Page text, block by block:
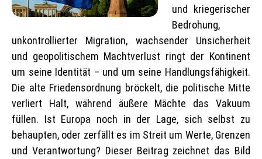
und kriegerischer
Bedrohung,
unkontrollierter Migration, wachsender Unsicherheit
und geopolitischem Machtverlust ringt der Kontinent
um seine Identität – und um seine Handlungsfähigkeit.
Die alte Friedensordnung bröckelt, die politische Mitte
verliert Halt, während äußere Mächte das Vakuum
füllen. Ist Europa noch in der Lage, sich selbst zu
behaupten, oder zerfällt es im Streit um Werte, Grenzen
und Verantwortung? Dieser Beitrag zeichnet das Bild